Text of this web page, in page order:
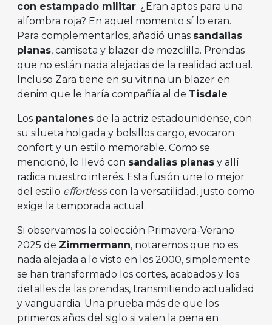
con estampado militar. ¿Eran aptos para una
alfombra roja? En aquel momento sí lo eran.
Para complementarlos, añadió unas sandalias
planas, camiseta y blazer de mezclilla. Prendas
que no están nada alejadas de la realidad actual.
Incluso Zara tiene en su vitrina un blazer en
denim que le haría compañía al de Tisdale
Los pantalones de la actriz estadounidense, con
su silueta holgada y bolsillos cargo, evocaron
confort y un estilo memorable. Como se
mencionó, lo llevó con sandalias planas y allí
radica nuestro interés. Esta fusión une lo mejor
del estilo effortlesscon la versatilidad, justo como
exige la temporada actual.
Si observamos la colección Primavera-Verano
2025 de Zimmermann, notaremos que no es
nada alejada a lo visto en los 2000, simplemente
se han transformado los cortes, acabados y los
detalles de las prendas, transmitiendo actualidad
y vanguardia. Una prueba más de que los
primeros años del siglo si valen la pena en